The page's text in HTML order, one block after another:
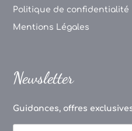
Politique de confidentialité
Mentions Légales
Newsletter
Guidances, offres